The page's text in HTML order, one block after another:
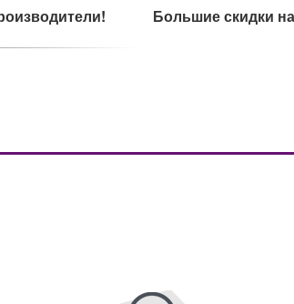
Большие скидки
на сырье Ультрамодный